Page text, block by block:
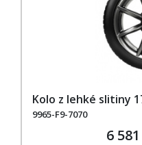
Kolo z lehké slitiny
9965-F9-7070
6